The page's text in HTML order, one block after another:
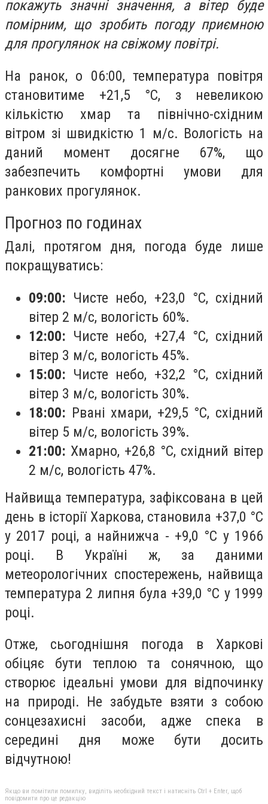
покажуть значні значення, а вітер буде
помірним, що зробить погоду приємною
для прогулянок на свіжому повітрі.
На ранок, о 06:00, температура повітря
становитиме +21,5 °С, з невеликою
кількістю хмар та північно-східним
вітром зі швидкістю 1 м/с. Вологість на
даний момент досягне 67%, що
забезпечить комфортні умови для
ранкових прогулянок.
Прогноз по годинах
Далі, протягом дня, погода буде лише
покращуватись:
09:00: Чисте небо, +23,0 °С, східний
вітер 2 м/с, вологість 60%.
12:00: Чисте небо, +27,4 °С, східний
вітер 3 м/с, вологість 45%.
15:00: Чисте небо, +32,2 °С, східний
вітер 3 м/с, вологість 30%.
18:00: Рвані хмари, +29,5 °С, східний
вітер 5 м/с, вологість 39%.
21:00: Хмарно, +26,8 °С, східний вітер
2 м/с, вологість 47%.
Найвища температура, зафіксована в цей
день в історії Харкова, становила +37,0 °С
у 2017 році, а найнижча - +9,0 °С у 1966
році. В Україні ж, за даними
метеорологічних спостережень, найвища
температура 2 липня була +39,0 °С у 1999
році.
Отже, сьогоднішня погода в Харкові
обіцяє бути теплою та сонячною, що
створює ідеальні умови для відпочинку
на природі. Не забудьте взяти з собою
сонцезахисні засоби, адже спека в
середині дня може бути досить
відчутною!
Якщо ви помітили помилку, виділіть необхідний текст і натисніть Ctrl + Enter, щоб
повідомити про це редакцію